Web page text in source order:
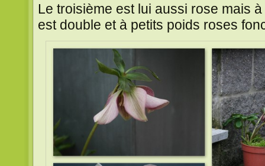
Le troisième est lui aussi rose mais
est double et à petits poids roses